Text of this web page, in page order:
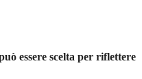
essere scelta per riflettere